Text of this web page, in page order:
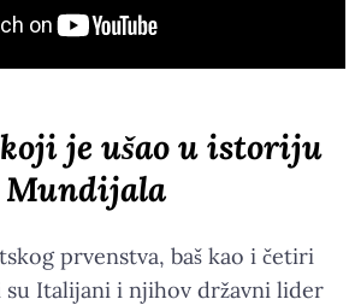
je ušao u istoriju
Mundijala
prvenstva, baš kao i četiri
Italijani i njihov državni lider